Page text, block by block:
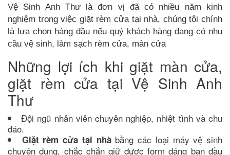
Vệ Sinh Anh Thư là đơn vị đã có nhiều năm kinh
nghiệm trong việc giặt rèm cửa tại nhà, chúng tôi chính
là lựa chọn hàng đầu nếu quý khách hàng đang có nhu
cầu vệ sinh, làm sạch rèm cửa, màn cửa
Những lợi ích khi giặt màn cửa,
giặt rèm cửa tại Vệ Sinh Anh
Thư
Đội ngũ nhân viên chuyên nghiệp, nhiệt tình và chu
đáo.
Giặt rèm cửa tại nhàbằng các loại máy vệ sinh
chuyên dụng, chắc chắn giữ được form dáng ban đầu